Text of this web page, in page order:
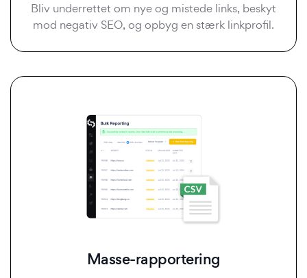
Bliv underrettet om nye og mistede links, beskyt
mod negativ SEO, og opbyg en stærk linkprofil.
Masse-rapportering